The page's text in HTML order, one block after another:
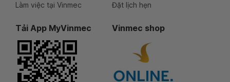
Làm việc tại Vinmec
Đặt lịch hẹn
Tải App MyVinmec Vinmec shop